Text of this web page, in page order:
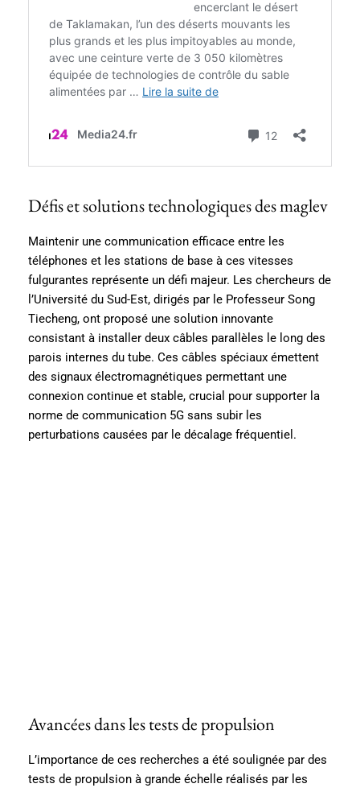
Défis et solutions technologiques des maglev
Maintenir une communication efficace entre les
téléphones et les stations de base à ces vitesses
fulgurantes représente un défi majeur. Les chercheurs de
l’Université du Sud-Est, dirigés par le Professeur Song
Tiecheng, ont proposé une solution innovante
consistant à installer deux câbles parallèles le long des
parois internes du tube. Ces câbles spéciaux émettent
des signaux électromagnétiques permettant une
connexion continue et stable, crucial pour supporter la
norme de communication 5G sans subir les
perturbations causées par le décalage fréquentiel.
Avancées dans les tests de propulsion
L’importance de ces recherches a été soulignée par des
tests de propulsion à grande échelle réalisés par les